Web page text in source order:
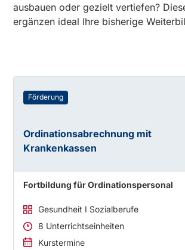
ausbauen oder gezielt vertiefen?
ergänzen ideal Ihre bisherige
Förderung
Ordinationsabrechnung mit
Krankenkassen
Fortbildung für Ordinationspersonal
Gesundheit I Sozialberufe
8 Unterrichtseinheiten
Kurstermine